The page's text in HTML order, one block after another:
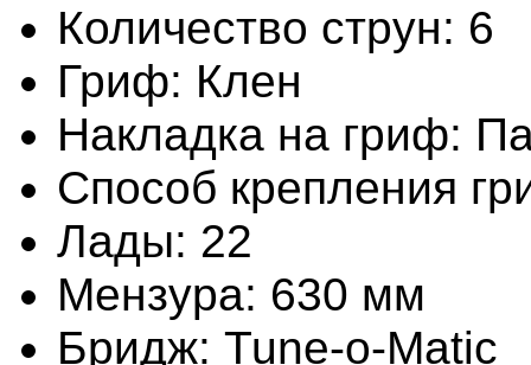
Количество струн: 6
Гриф: Клен
Накладка на гриф:
Способ крепления
Лады: 22
Мензура: 630 мм
Бридж: Tune-o-Matic